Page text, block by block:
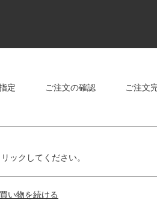
定 ご注文の確認 ご注文
ックしてください。